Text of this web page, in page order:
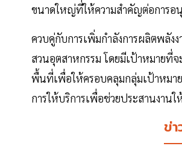
ขนาดใหญ่ที่ให้ความสำคัญต่อการอ
ควบคู่กับการเพิ่มกำลังการผลิตพลัง
สวนอุตสาหกรรม โดยมีเป้าหมายที่
พื้นที่เพื่อให้ครอบคลุมกลุ่มเป้าหมา
การให้บริการเพื่อช่วยประสานงาน
ข่